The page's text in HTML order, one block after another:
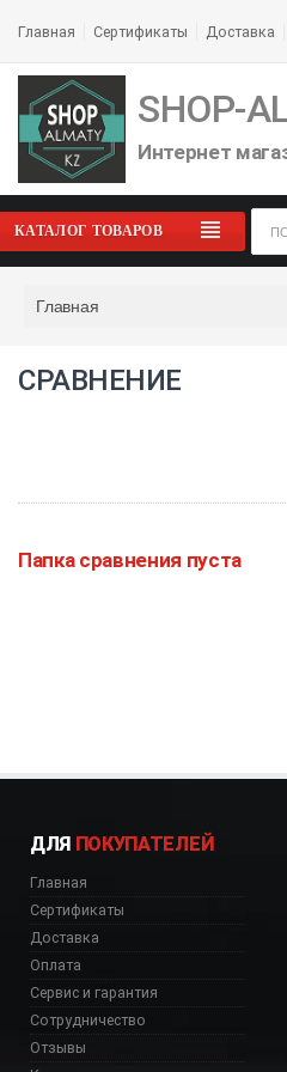
Главная Сертификаты Доставка
SHOP-
Интернет
КАТАЛОГ ТОВАРОВ
Главная
СРАВНЕНИЕ
Папка сравнения пуста
ДЛЯ ПОКУПАТЕЛЕЙ
Главная
Сертификаты
Доставка
Оплата
Сервис и гарантия
Сотрудничество
Отзывы